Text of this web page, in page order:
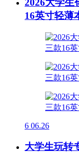
2026大学生
16英寸轻薄
6 06.26
大学生玩转